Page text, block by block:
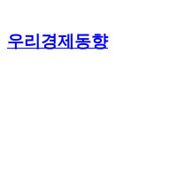
우리경제동향